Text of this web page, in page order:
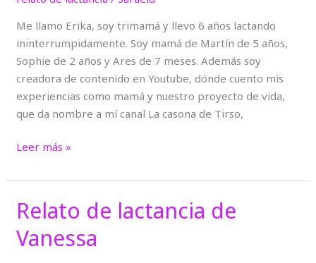
Me llamo Erika, soy trimamá y llevo 6 años lactando
ininterrumpidamente. Soy mamá de Martín de 5 años,
Sophie de 2 años y Ares de 7 meses. Además soy
creadora de contenido en Youtube, dónde cuento mis
experiencias como mamá y nuestro proyecto de vida,
que da nombre a mí canal La casona de Tirso,
Erika
Leer más »
Relato de lactancia de
Vanessa
Relato
de
lactancia